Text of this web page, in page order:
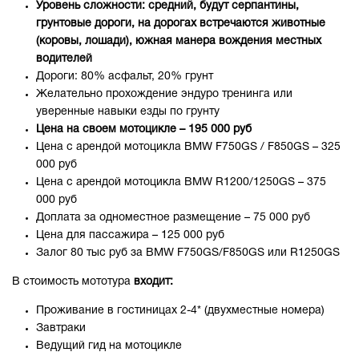
Уровень сложности: средний, будут серпантины,
грунтовые дороги, на дорогах встречаются животные
(коровы, лошади), южная манера вождения местных
водителей
Дороги: 80% асфальт, 20% грунт
Желательно прохождение эндуро тренинга или
уверенные навыки езды по грунту
Цена на своем мотоцикле – 195 000 руб
Цена с арендой мотоцикла BMW F750GS / F850GS – 325
000 руб
Цена с арендой мотоцикла BMW R1200/1250GS – 375
000 руб
Доплата за одноместное размещение – 75 000 руб
Цена для пассажира – 125 000 руб
Залог 80 тыс руб за BMW F750GS/F850GS или R1250GS
В стоимость мототура входит:
Проживание в гостиницах 2-4* (двухместные номера)
Завтраки
Ведущий гид на мотоцикле